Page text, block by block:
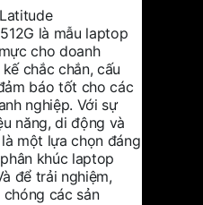
là mẫu laptop
cho doanh
chắc chắn, cấu
báo tốt cho các
nghiệp. Với sự
năng, di động và
một lựa chọn đáng
khúc laptop
để trải nghiệm,
chóng các sản